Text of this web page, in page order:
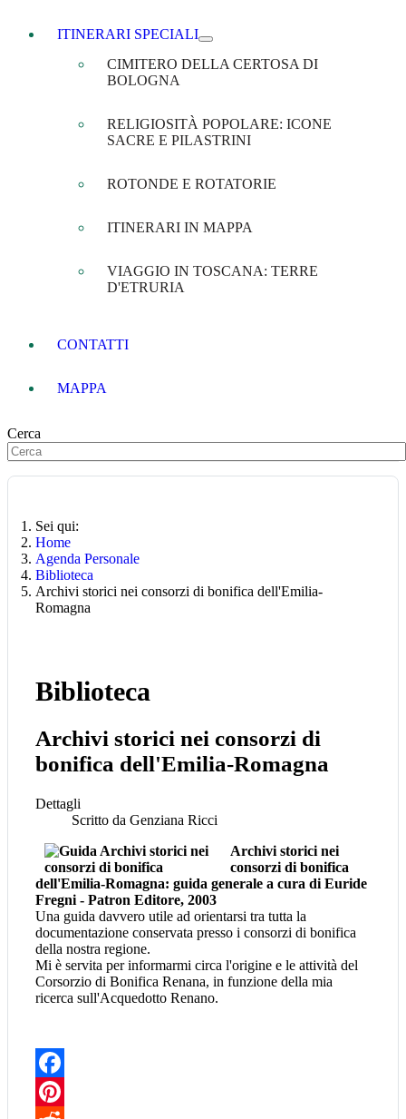
ITINERARI SPECIALI
CIMITERO DELLA CERTOSA DI
BOLOGNA
RELIGIOSITÀ POPOLARE: ICONE
SACRE E PILASTRINI
ROTONDE E ROTATORIE
ITINERARI IN MAPPA
VIAGGIO IN TOSCANA: TERRE
D'ETRURIA
CONTATTI
MAPPA
Cerca
Sei qui:
Home
Agenda Personale
Biblioteca
Archivi storici nei consorzi di bonifica dell'Emilia-
Romagna
Biblioteca
Archivi storici nei consorzi di
bonifica dell'Emilia-Romagna
Dettagli
Scritto da Genziana Ricci
Archivi storici nei
consorzi di bonifica
dell'Emilia-Romagna: guida generale a cura di Euride
Fregni - Patron Editore, 2003
Una guida davvero utile ad orientarsi tra tutta la
documentazione conservata presso i consorzi di bonifica
della nostra regione.
Mi è servita per informarmi circa l'origine e le attività del
Corsorzio di Bonifica Renana, in funzione della mia
ricerca sull'Acquedotto Renano.
Facebook